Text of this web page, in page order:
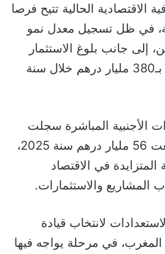
الاقتصادية الحالية تتيح فرصا
في ظل تسجيل معدل نمو
إلى جانب بلوغ الاستثمار
العمومي مستوى قياسيا يقدر بـ380 مليار درهم خلال سنة
الأجنبية المباشرة سجلت
بدورها ارتفاعا مهما، بعدما بلغت 56 مليار درهم سنة 2025،
في الاقتصاد
المشاريع والاستثمارات.
لانتخاب قيادة
المغرب، في مرحلة يواجه فيها